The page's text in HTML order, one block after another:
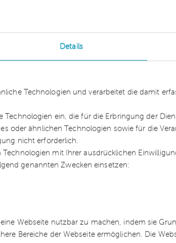
Details
Technologien und verarbeitet die damit
ein, die für die Erbringung der
oder ähnlichen Technologien sowie für die
nicht erforderlich.
mit Ihrer ausdrücklichen
genannten Zwecken einsetzen:
Webseite nutzbar zu machen, indem sie
Bereiche der Webseite ermöglichen. Die
irritieren. Eine Registrierungspflicht
noch das deutsche
Anschreiben oder fragen im
Fragen.
die EU-DSGVO
um den Datenskandal auf die
mit harten Strafen. Ein umsichtiger
empfehlenswert.